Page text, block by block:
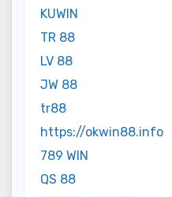
KUWIN
TR 88
LV 88
JW 88
tr88
https://okwin88.info
789 WIN
QS 88